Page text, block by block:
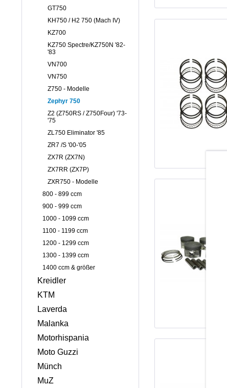
GT750
KH750 / H2 750 (Mach IV)
KZ700
KZ750 Spectre/KZ750N '82-
'83
VN700
VN750
Z750 - Modelle
Zephyr 750
Z2 (Z750RS / Z750Four) '73-
'75
ZL750 Eliminator '85
ZR7 /S '00-'05
ZX7R (ZX7N)
ZX7RR (ZX7P)
ZXR750 - Modelle
800 - 899 ccm
900 - 999 ccm
1000 - 1099 ccm
1100 - 1199 ccm
1200 - 1299 ccm
1300 - 1399 ccm
1400 ccm & größer
Kreidler
KTM
Laverda
Malanka
Motorhispania
Moto Guzzi
Münch
MuZ